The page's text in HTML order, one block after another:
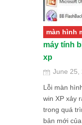
màn hình
máy tính
xp
June 25,
Lỗi màn
win XP xảy
trong quá
bản mới